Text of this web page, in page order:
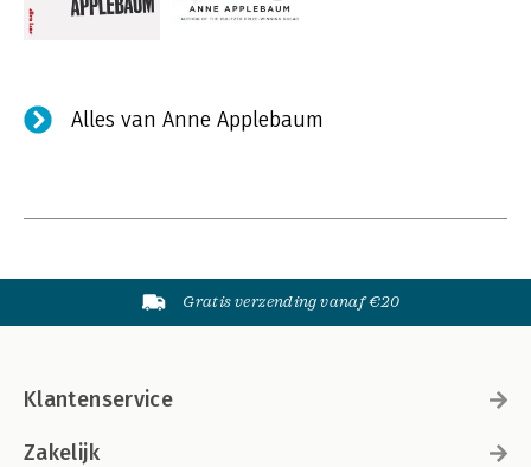
Alles van Anne Applebaum
Gratis verzending vanaf €20
Klantenservice
Zakelijk